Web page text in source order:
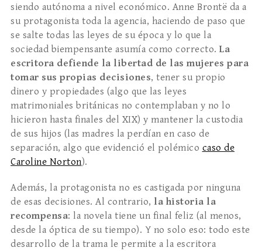
siendo autónoma a nivel económico. Anne Brontë da a
su protagonista toda la agencia, haciendo de paso que
se salte todas las leyes de su época y lo que la
sociedad biempensante asumía como correcto. La
escritora defiende la libertad de las mujeres para
tomar sus propias decisiones, tener su propio
dinero y propiedades (algo que las leyes
matrimoniales británicas no contemplaban y no lo
hicieron hasta finales del XIX) y mantener la custodia
de sus hijos (las madres la perdían en caso de
separación, algo que evidenció el polémico caso de
Caroline Norton).
Además, la protagonista no es castigada por ninguna
de esas decisiones. Al contrario, la historia la
recompensa: la novela tiene un final feliz (al menos,
desde la óptica de su tiempo). Y no solo eso: todo este
desarrollo de la trama le permite a la escritora